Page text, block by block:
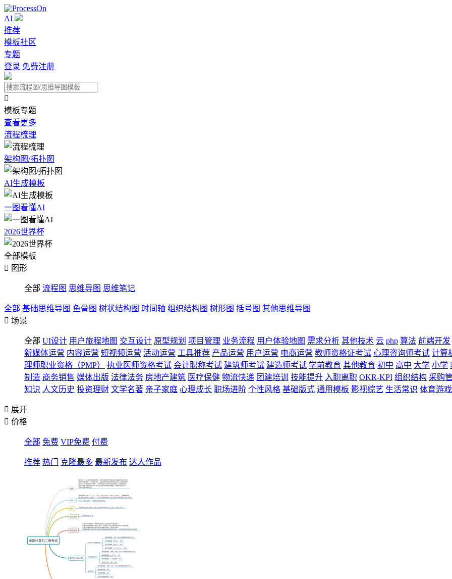
AI
推荐
模板社区
专题
登录 免费注册

模板专题
查看更多
流程梳理
架构图/拓扑图
AI生成模板
一图看懂AI
2026世界杯
全部模板
 图形
全部 流程图 思维导图 思维笔记
全部 基础思维导图 鱼骨图 树状结构图 时间轴 组织结构图 树形图 括号图 其他思维导图
 场景
全部 UI设计 用户旅程地图 交互设计 原型规划 项目管理 业务流程 用户体验地图 需求分析 其他技术 云 php 算法 前端开发
新媒体运营 内容运营 短视频运营 活动运营 工具推荐 产品运营 用户运营 电商运营 教师资格证考试 心理咨询师考试 计算
理师职业资格（PMP）
执业医师资格考试 会计职称考试 建筑师考试 建造师考试 学前教育 其他教育 初中 高中 大学 小学
制造 商务销售 媒体出版 法律法务 房地产建筑 医疗保健 物流快递 团建培训 技能提升 入职离职 OKR-KPI 组织结构 采购
知识 人文历史 投资理财 文学名著 亲子家庭 心理成长 职场进阶 个性风格 基础版式 通用模板 影视综艺 生活常识 体育游戏
 展开
 价格
全部 免费 VIP免费 付费
推荐 热门 克隆最多 最新发布 达人作品